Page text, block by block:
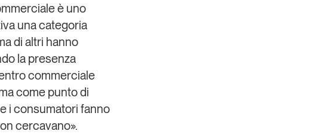
è uno
una categoria
di altri hanno
la presenza
commerciale
come punto di
i consumatori fanno
cercavano».